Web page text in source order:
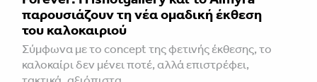
παρουσιάζουν τη νέα ομαδική έκθεση
του καλοκαιριού
Σύμφωνα με το concept της φετινής έκθεσης, το
καλοκαίρι δεν μένει ποτέ, αλλά επιστρέφει,